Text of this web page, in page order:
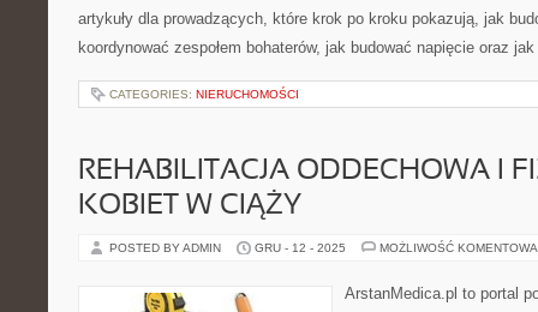
artykuły dla prowadzących, które krok po kroku pokazują, jak
koordynować zespołem bohaterów, jak budować napięcie oraz
CATEGORIES: NIERUCHOMOŚCI
REHABILITACJA ODDECHOWA I
KOBIET W CIĄŻY
POSTED BY ADMIN GRU - 12 - 2025 MOŻLIWOŚĆ
ArstanMedica.pl to portal